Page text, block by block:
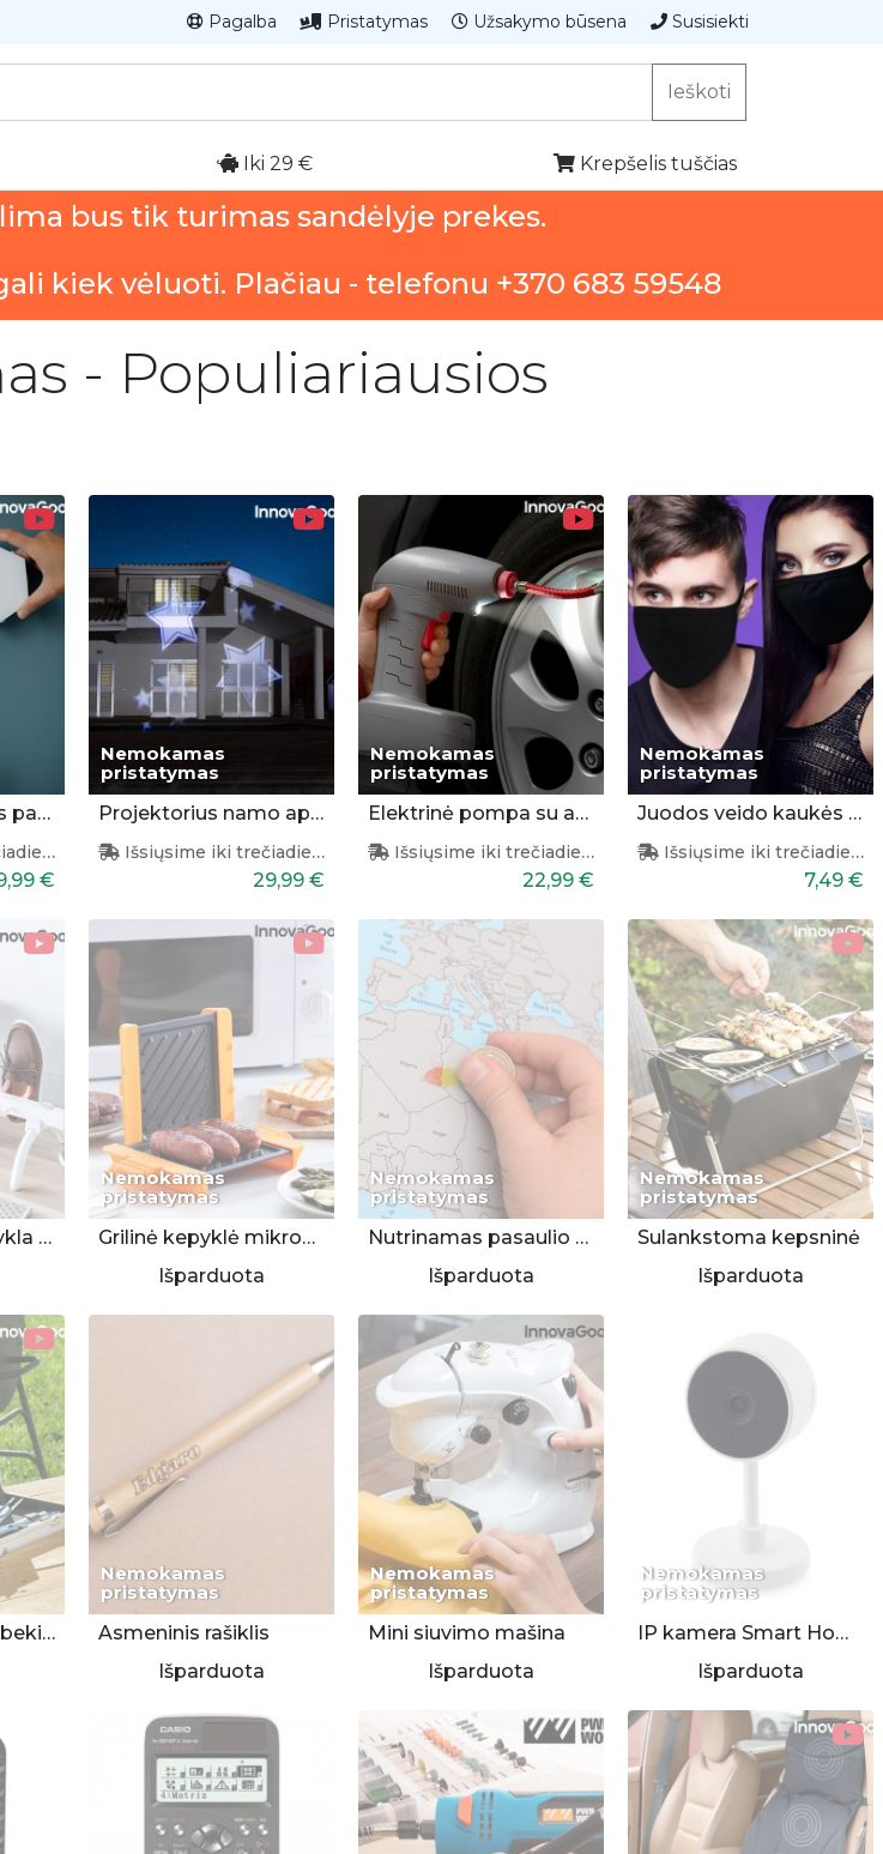
Pagalba Pristatymas Užsakymo būsena Susisiekti
Ieškoti
Iki 29 € Krepšelis tuščias
bus tik turimas sandėlyje prekes.
kiek vėluoti. Plačiau - telefonu +370 683 59548
- Populiariausios
Modulinės šviesos panelės 3vnt.
€
Nemokamas
pristatymas
Projektorius namo apšvietimui
Išsiųsime iki trečiadienio
29,99 €
Nemokamas
pristatymas
Elektrinė pompa su apšvietimu
Išsiųsime iki trečiadienio
22,99 €
Nemokamas
pristatymas
Juodos veido kaukės 3 vnt.
Išsiųsime iki trečiadienio
7,49 €
Šildanti batų kabykla - džiovykla
Nemokamas
pristatymas
Grilinė kepyklė mikrobangų krosnelei
Išparduota
Nemokamas
pristatymas
Nutrinamas pasaulio žemėlapis
Išparduota
Nemokamas
pristatymas
Sulankstoma kepsninė
Išparduota
Profesionalus barbekiu 11 vnt. įrankių rinkinys
Nemokamas
pristatymas
Asmeninis rašiklis
Išparduota
Nemokamas
pristatymas
Mini siuvimo mašina
Išparduota
Nemokamas
pristatymas
IP kamera Smart Home 2MP 130º WiFi
Išparduota